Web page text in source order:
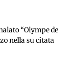
“Olympe de
nella su citata